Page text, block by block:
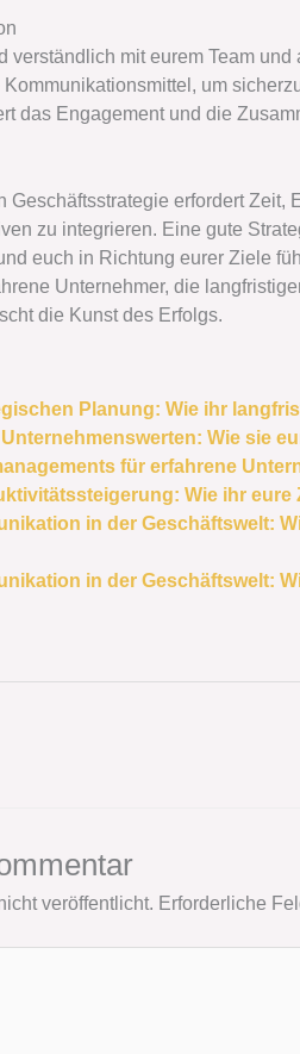
verständlich mit eurem Team
um
das Engagement und die
Geschäftsstrategie erfordert
zu integrieren. Eine gute
euch in Richtung eurer Ziele
Unternehmer, die
die Kunst des Erfolgs.
Planung: Wie ihr
Wie sie
für erfahrene
Wie ihr eure
in der Geschäftswelt:
in der Geschäftswelt:
veröffentlicht. Erforderliche